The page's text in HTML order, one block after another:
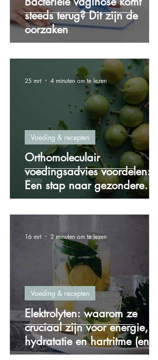
steeds terug? Dit zijn de
oorzaken
Orthomoleculair
voedingsadvies voordelen:
Een stap naar gezondere
voeding
Voeding & recepten
25 mrt 4 minuten om te lezen
Elektrolyten: waarom ze
cruciaal zijn voor energie,
hydratatie en hartritme (en
hoe je ze via voeding binnen
Voeding & recepten
16 mrt 2 minuten om te lezen